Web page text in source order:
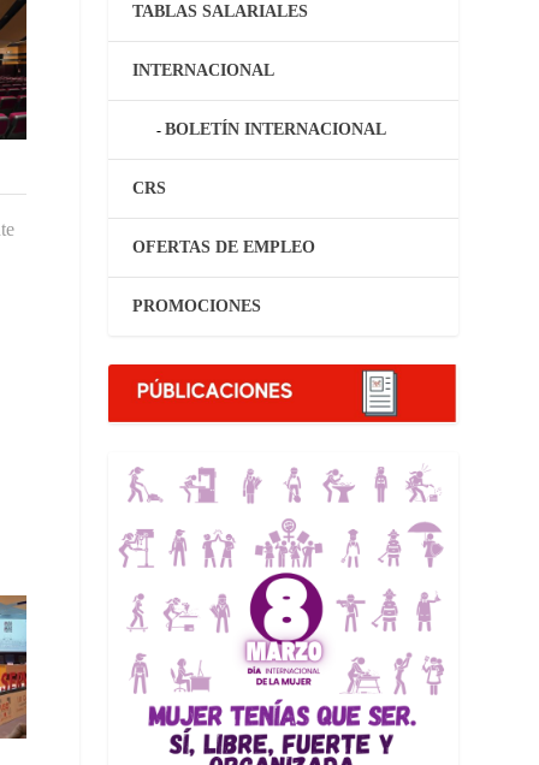
TABLAS SALARIALES
INTERNACIONAL
BOLETÍN INTERNACIONAL
CRS
OFERTAS DE EMPLEO
PROMOCIONES